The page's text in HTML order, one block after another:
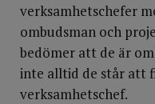
verksamhetschefer
ombudsman och
bedömer att de är
inte alltid de står att
verksamhetschef.